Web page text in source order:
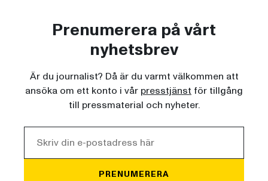
Prenumerera på vårt
nyhetsbrev
Är du journalist? Då är du varmt välkommen att
ansöka om ett konto i vår presstjänst för tillgång
till pressmaterial och nyheter.
PRENUMERERA